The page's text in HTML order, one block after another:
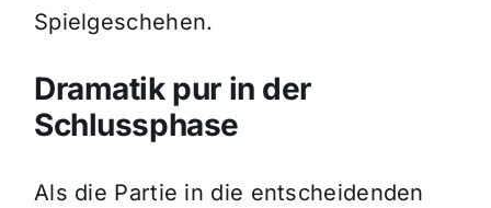
Spielgeschehen.
Dramatik pur in der
Schlussphase
Als die Partie in die entscheidenden